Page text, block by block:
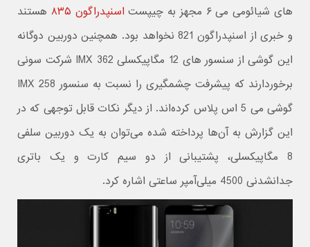
های شیائومی می ۶ مجهز به چیپست
اسنپدراگون ۸۳۵
هستند
و خبری از اسنپدراگون 821 نخواهد بود. همچنین دوربین دوگانه
این گوشی از سنسور های 12 مگاپیکسلی IMX 362 شرکت سونی
برخوردارند که پیشرفت چشمگیری را نسبت به سنسور IMX 258
گوشی می 5 اس پلاس کرده‌اند. از دیگر نکات قابل توجهی که در
این گزارش به آن‌ها پرداخته شده می‌توان به یک دوربین سلفی
8 مگاپیکسلی، پشتیبانی از دو سیم کارت و یک باتری
جدانشدنی 4500 میلی‌آمپر ساعتی اشاره کرد.